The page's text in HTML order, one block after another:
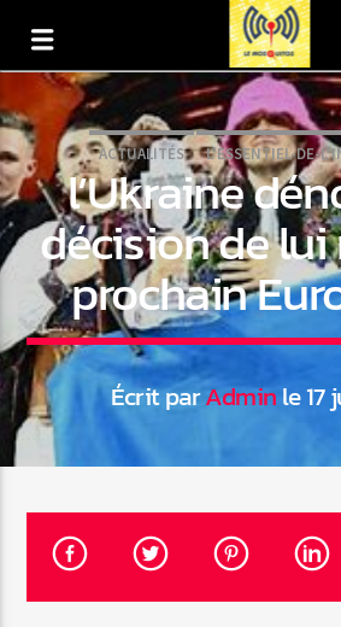
En ce moment
Artiste
ACTUALITÉS L'ESSENTIEL-DE-
l’Ukraine
décision de
prochain
Écrit parAdminle 17